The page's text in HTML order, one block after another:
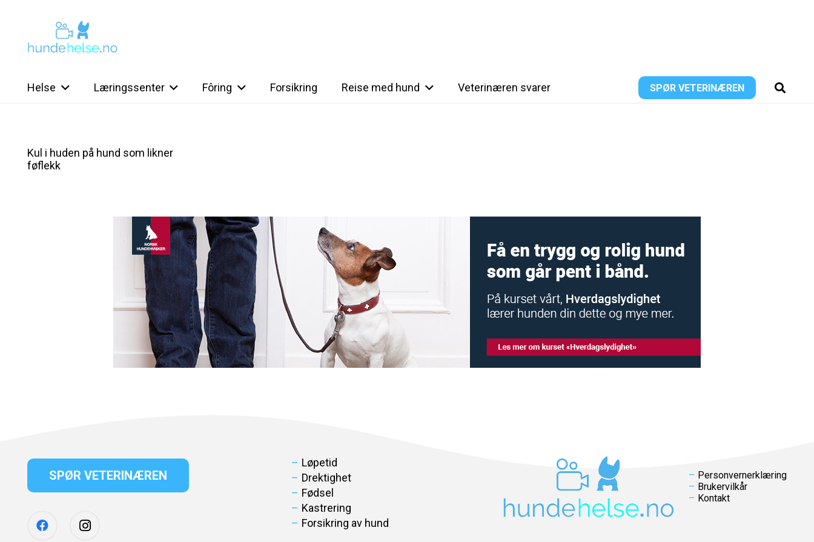
Helse Læringssenter Fôring Forsikring Reise med hund Veterinæren svarer SPØR VETERINÆREN
Kul i huden på hund som likner
føflekk
SPØR VETERINÆREN
Løpetid
Drektighet
Fødsel
Kastrering
Forsikring av hund
Personvernerklæring
Brukervilkår
Kontakt